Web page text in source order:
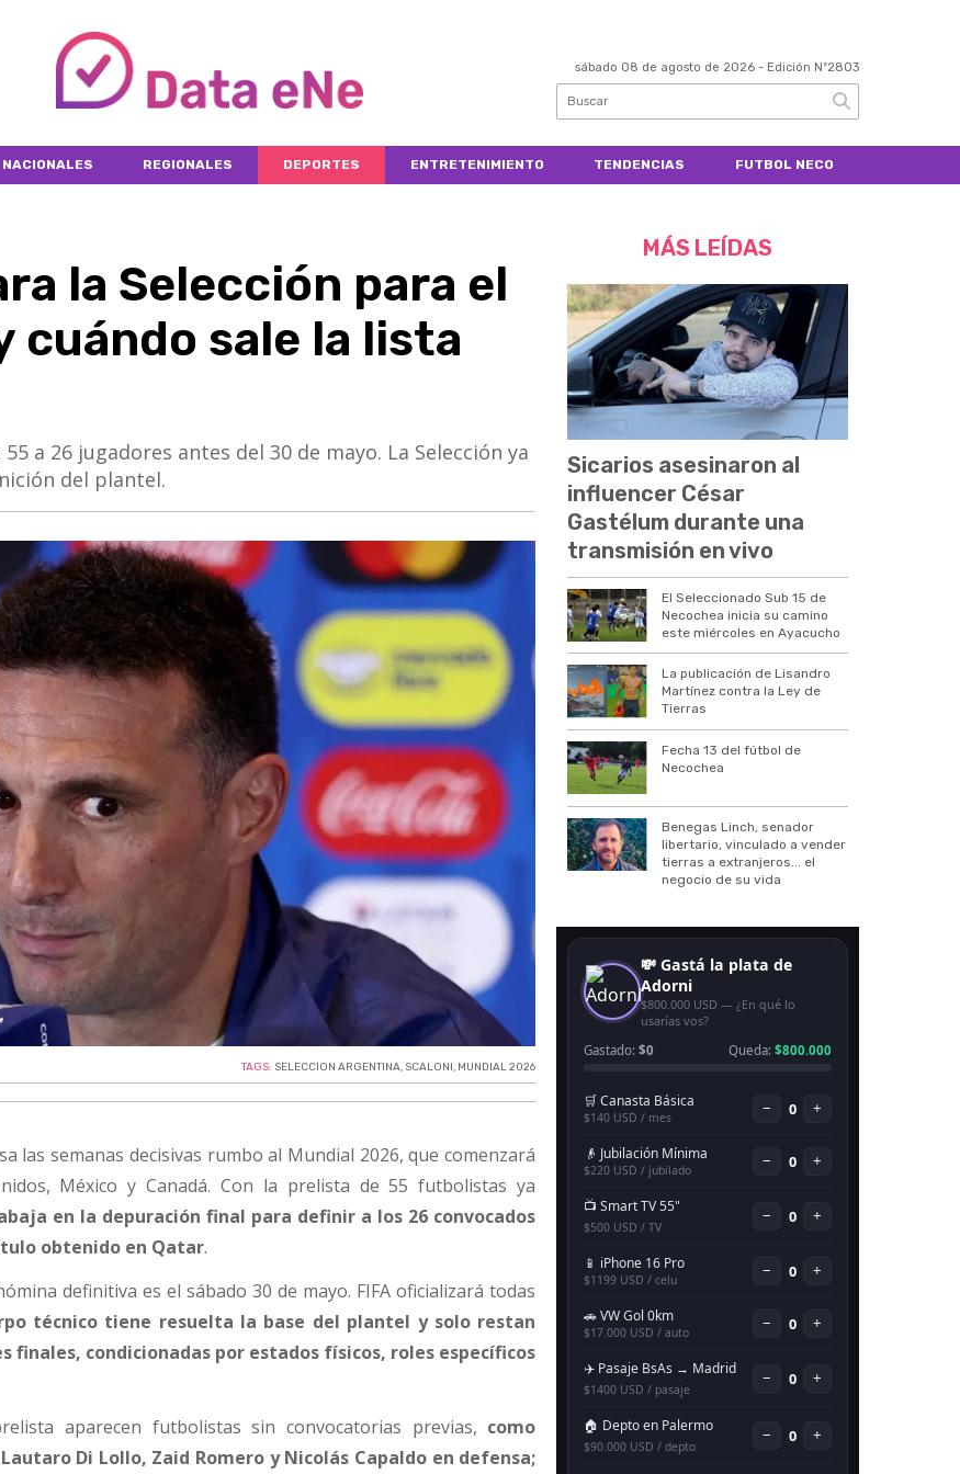
sábado 08 de agosto de 2026 - Edición Nº2803
NACIONALES REGIONALES DEPORTES ENTRETENIMIENTO TENDENCIAS FUTBOL NECO
la Selección para el
cuándo sale la lista
a 26 jugadores antes del 30 de mayo. La Selección ya
del plantel.
TAGS: SELECCION ARGENTINA, SCALONI, MUNDIAL 2026
las semanas decisivas rumbo al Mundial 2026, que comenzará
México y Canadá. Con la prelista de 55 futbolistas ya
en la depuración final para definir a los 26 convocados
obtenido en Qatar.
definitiva es el sábado 30 de mayo. FIFA oficializará todas
técnico tiene resuelta la base del plantel y solo restan
finales, condicionadas por estados físicos, roles específicos
aparecen futbolistas sin convocatorias previas, como
Di Lollo, Zaid Romero y Nicolás Capaldo en defensa;
MÁS LEÍDAS
Sicarios asesinaron al
influencer César
Gastélum durante una
transmisión en vivo
El Seleccionado Sub 15 de
Necochea inicia su camino
este miércoles en Ayacucho
La publicación de Lisandro
Martínez contra la Ley de
Tierras
Fecha 13 del fútbol de
Necochea
Benegas Linch, senador
libertario, vinculado a vender
tierras a extranjeros... el
negocio de su vida